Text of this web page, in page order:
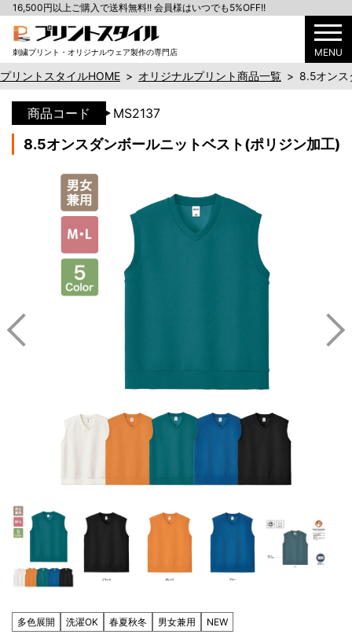
刺繍プリント・オリジナルウェア製作の専門店 MENU
16,500円以上ご購入で送料無料!! 会員様はいつでも5%OFF!!
プリントスタイルHOME > オリジナルプリント商品一覧 > 8.5オンス
商品コード MS2137
8.5オンスダンボールニットベスト(ポリジン加工)
多色展開 洗濯OK 春夏秋冬 男女兼用 NEW